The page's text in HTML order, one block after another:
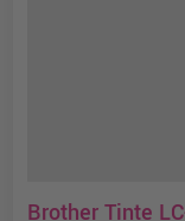
Brother Tinte